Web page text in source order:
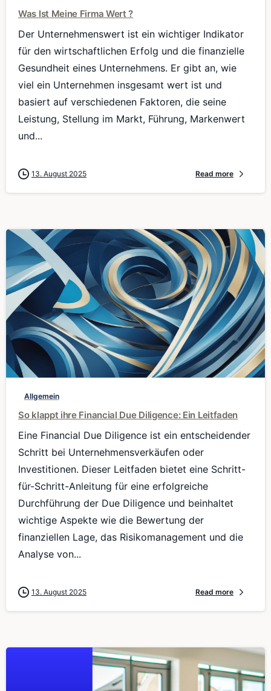
Was Ist Meine Firma Wert ?
Der Unternehmenswert ist ein wichtiger Indikator
für den wirtschaftlichen Erfolg und die finanzielle
Gesundheit eines Unternehmens. Er gibt an, wie
viel ein Unternehmen insgesamt wert ist und
basiert auf verschiedenen Faktoren, die seine
Leistung, Stellung im Markt, Führung, Markenwert
und...
13. August 2025 Read more
0
Allgemein
So klappt ihre Financial Due Diligence: Ein Leitfaden
Eine Financial Due Diligence ist ein entscheidender
Schritt bei Unternehmensverkäufen oder
Investitionen. Dieser Leitfaden bietet eine Schritt-
für-Schritt-Anleitung für eine erfolgreiche
Durchführung der Due Diligence und beinhaltet
wichtige Aspekte wie die Bewertung der
finanziellen Lage, das Risikomanagement und die
Analyse von...
13. August 2025 Read more